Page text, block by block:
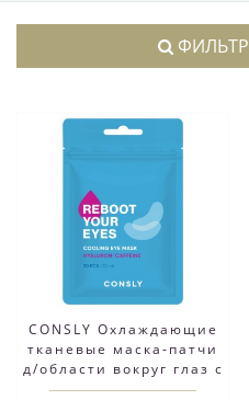
CONSLY Охлаждающие
тканевые маска-патчи
д/области вокруг глаз с
кофеином,гиалур.кислот.,